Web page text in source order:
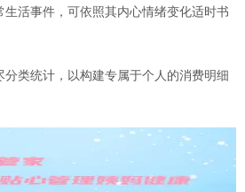
活事件，可依照其内心情绪变化适时书
类统计，以构建专属于个人的消费明细